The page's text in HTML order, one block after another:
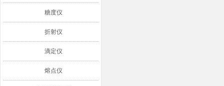
糖度仪
折射仪
滴定仪
熔点仪